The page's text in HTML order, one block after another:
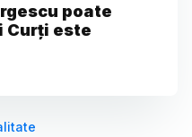
poate
Curți este